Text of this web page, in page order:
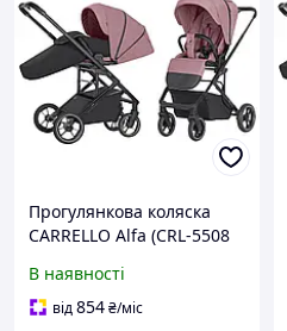
Прогулянкова коляска
CARRELLO Alfa (CRL-5508
В наявності
від854₴/міс